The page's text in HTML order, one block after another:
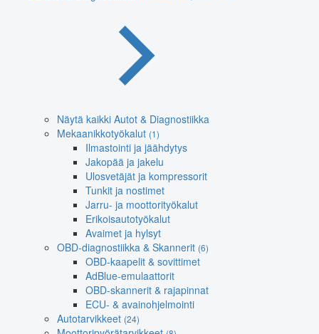
Näytä kaikki Autot & Diagnostiikka
Mekaanikkotyökalut (1)
Ilmastointi ja jäähdytys
Jakopää ja jakelu
Ulosvetäjät ja kompressorit
Tunkit ja nostimet
Jarru- ja moottorityökalut
Erikoisautotyökalut
Avaimet ja hylsyt
OBD-diagnostiikka & Skannerit (6)
OBD-kaapelit & sovittimet
AdBlue-emulaattorit
OBD-skannerit & rajapinnat
ECU- & avainohjelmointi
Autotarvikkeet (24)